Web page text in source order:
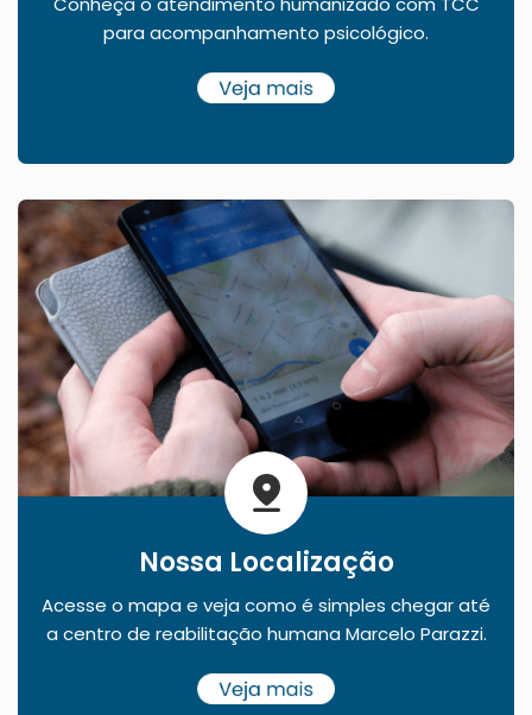
para acompanhamento psicológico.
Nossa Localização
Acesse o mapa e veja como é simples chegar até
a centro de reabilitação humana Marcelo Parazzi.